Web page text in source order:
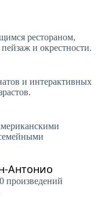
рестораном,
и окрестности.
и интерактивных
Антонио
произведений